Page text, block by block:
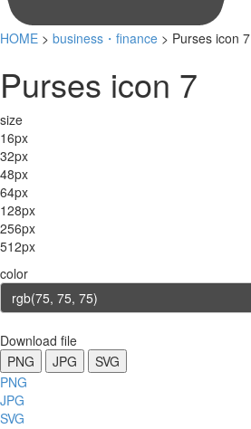
HOME > business・finance > Purses icon 7
Purses icon 7
size
16px
32px
48px
64px
128px
256px
512px
color
Download file
PNG
JPG
SVG
PNG
JPG
SVG